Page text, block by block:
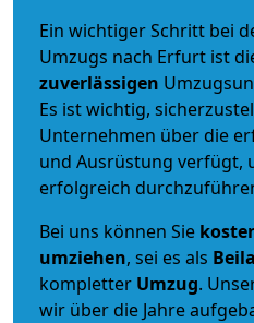
Ein wichtiger Schritt bei
Umzugs nach Erfurt ist
zuverlässigen
Es ist wichtig,
Unternehmen über die
und Ausrüstung verfügt,
erfolgreich
Bei uns können Sie
umziehen, sei es als
kompletter Umzug.
wir über die Jahre